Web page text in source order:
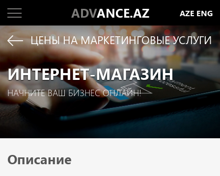
ADVANCE.AZ AZE ENG
ЦЕНЫ НА МАРКЕТИНГОВЫЕ УСЛУГИ
ИНТЕРНЕТ-МАГАЗИН
НАЧНИТЕ ВАШ БИЗНЕС ОНЛАЙН!
Описание